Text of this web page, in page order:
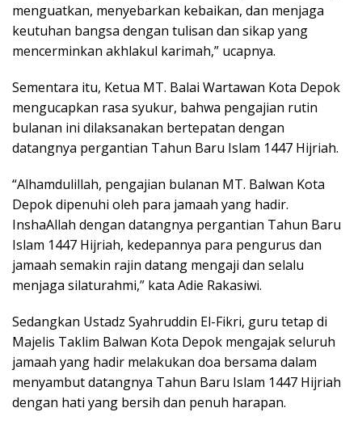
menguatkan, menyebarkan kebaikan, dan menjaga
keutuhan bangsa dengan tulisan dan sikap yang
mencerminkan akhlakul karimah,” ucapnya.
Sementara itu, Ketua MT. Balai Wartawan Kota Depok
mengucapkan rasa syukur, bahwa pengajian rutin
bulanan ini dilaksanakan bertepatan dengan
datangnya pergantian Tahun Baru Islam 1447 Hijriah.
“Alhamdulillah, pengajian bulanan MT. Balwan Kota
Depok dipenuhi oleh para jamaah yang hadir.
InshaAllah dengan datangnya pergantian Tahun Baru
Islam 1447 Hijriah, kedepannya para pengurus dan
jamaah semakin rajin datang mengaji dan selalu
menjaga silaturahmi,” kata Adie Rakasiwi.
Sedangkan Ustadz Syahruddin El-Fikri, guru tetap di
Majelis Taklim Balwan Kota Depok mengajak seluruh
jamaah yang hadir melakukan doa bersama dalam
menyambut datangnya Tahun Baru Islam 1447 Hijriah
dengan hati yang bersih dan penuh harapan.